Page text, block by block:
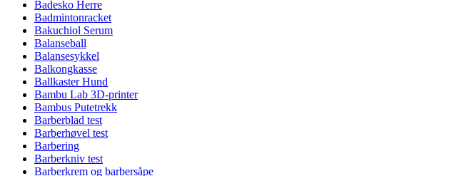
Badesko Herre
Badmintonracket
Bakuchiol Serum
Balanseball
Balansesykkel
Balkongkasse
Ballkaster Hund
Bambu Lab 3D-printer
Bambus Putetrekk
Barberblad test
Barberhøvel test
Barbering
Barberkniv test
Barberkrem og barbersåpe